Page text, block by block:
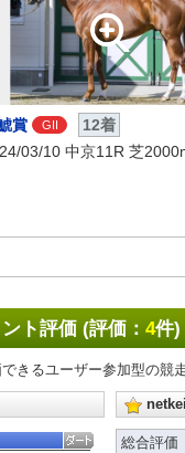
賞 GII
12着
03/10 中京11R 芝
ト評価 (評価： 4件)
きるユーザー参加型の競
総合評価